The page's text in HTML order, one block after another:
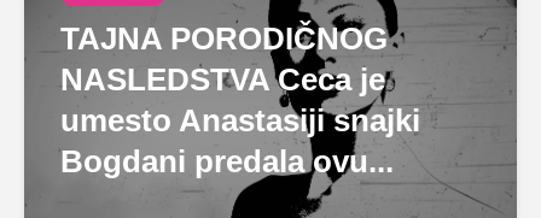
TAJNA PORODIČNOG
NASLEDSTVA Ceca je
umesto Anastasiji snajki
Bogdani predala ovu...